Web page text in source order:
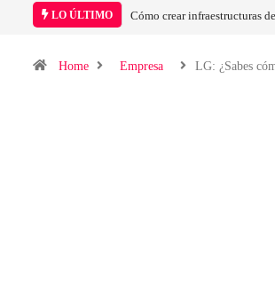
LO ÚLTIMO
crear infraestructuras de IA que la comunidad
Home Empresa LG: ¿Sabes